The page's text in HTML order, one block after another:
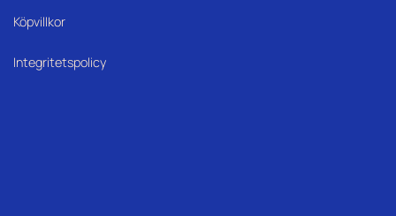
Köpvillkor
Integritetspolicy